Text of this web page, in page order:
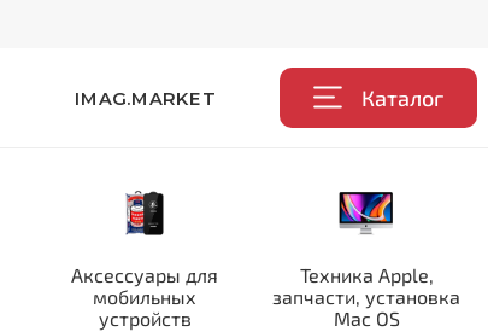
IMAG.MARKET Каталог
Аксессуары для
мобильных
устройств
Техника Apple,
запчасти, установка
Mac OS